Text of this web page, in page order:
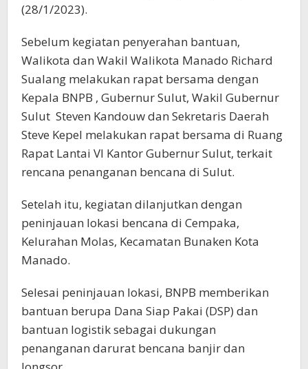
(28/1/2023).
Sebelum kegiatan penyerahan bantuan,
Walikota dan Wakil Walikota Manado Richard
Sualang melakukan rapat bersama dengan
Kepala BNPB , Gubernur Sulut, Wakil Gubernur
Sulut Steven Kandouw dan Sekretaris Daerah
Steve Kepel melakukan rapat bersama di Ruang
Rapat Lantai VI Kantor Gubernur Sulut, terkait
rencana penanganan bencana di Sulut.
Setelah itu, kegiatan dilanjutkan dengan
peninjauan lokasi bencana di Cempaka,
Kelurahan Molas, Kecamatan Bunaken Kota
Manado.
Selesai peninjauan lokasi, BNPB memberikan
bantuan berupa Dana Siap Pakai (DSP) dan
bantuan logistik sebagai dukungan
penanganan darurat bencana banjir dan